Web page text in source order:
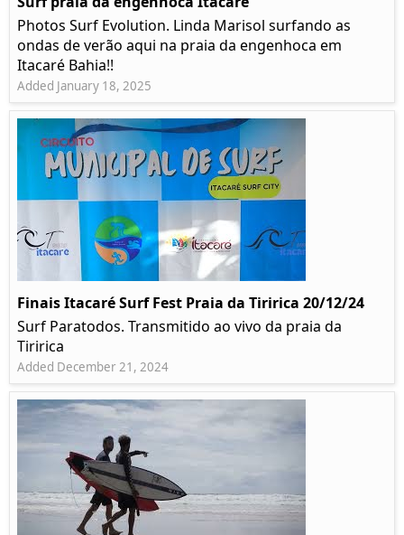
Photos Surf Evolution. Linda Marisol surfando as
ondas de verão aqui na praia da engenhoca em
Itacaré Bahia!!
Added January 18, 2025
Finais Itacaré Surf Fest Praia da Tiririca 20/12/24
Surf Paratodos. Transmitido ao vivo da praia da
Tiririca
Added December 21, 2024